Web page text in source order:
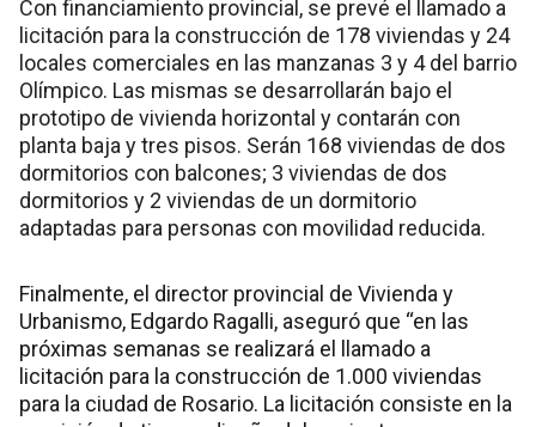
Con financiamiento provincial, se prevé el llamado a
licitación para la construcción de 178 viviendas y 24
locales comerciales en las manzanas 3 y 4 del barrio
Olímpico. Las mismas se desarrollarán bajo el
prototipo de vivienda horizontal y contarán con
planta baja y tres pisos. Serán 168 viviendas de dos
dormitorios con balcones; 3 viviendas de dos
dormitorios y 2 viviendas de un dormitorio
adaptadas para personas con movilidad reducida.
Finalmente, el director provincial de Vivienda y
Urbanismo, Edgardo Ragalli, aseguró que “en las
próximas semanas se realizará el llamado a
licitación para la construcción de 1.000 viviendas
para la ciudad de Rosario. La licitación consiste en la